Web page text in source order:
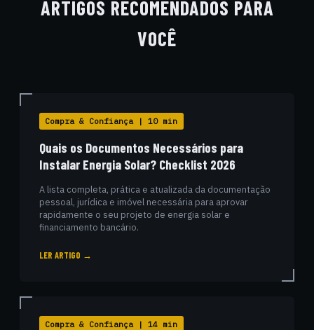
ARTIGOS RECOMENDADOS PARA
VOCÊ
Compra & Confiança | 10 min
Quais os Documentos Necessários para
Instalar Energia Solar? Checklist 2026
A lista completa, prática e atualizada da documentação
pessoal, jurídica e imóvel necessária para aprovar
rapidamente o seu projeto de energia solar e
financiamento bancário.
LER ARTIGO →
Compra & Confiança | 14 min